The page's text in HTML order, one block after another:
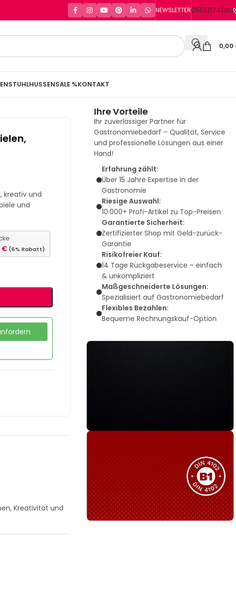
NEWSLETTER056131741361
0,00
STUHLHUSSENSALE %KONTAKT
kreativ und
und
€ (6% Rabatt)
Kreativität und
Ihre Vorteile
Ihr zuverlässiger Partner für
Gastronomiebedarf – Qualität, Service
und professionelle Lösungen aus einer
Hand!
Erfahrung zählt:
Über 15 Jahre Expertise in der
Gastronomie
Riesige Auswahl:
10.000+ Profi-Artikel zu Top-Preisen
Garantierte Sicherheit:
Zertifizierter Shop mit Geld-zurück-
Garantie
Risikofreier Kauf:
14 Tage Rückgabeservice – einfach
& unkompliziert
Maßgeschneiderte Lösungen:
Spezialisiert auf Gastronomiebedarf
Flexibles Bezahlen:
Bequeme Rechnungskauf-Option
Sie haben nicht das passende
Produkt gefunden?
Wir helfen Ihnen gerne weiter!